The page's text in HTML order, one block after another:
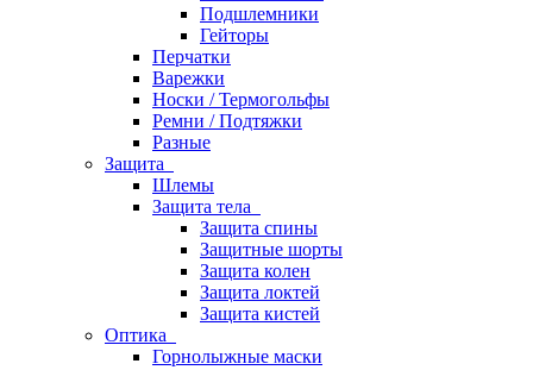
Подшлемники
Гейторы
Перчатки
Варежки
Носки / Термогольфы
Ремни / Подтяжки
Разные
Защита
Шлемы
Защита тела
Защита спины
Защитные шорты
Защита колен
Защита локтей
Защита кистей
Оптика
Горнолыжные маски